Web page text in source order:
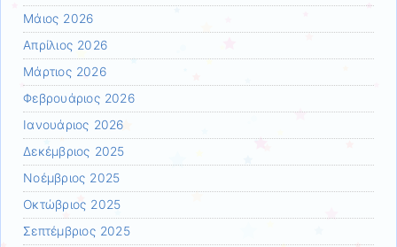
Μάιος 2026
Απρίλιος 2026
Μάρτιος 2026
Φεβρουάριος 2026
Ιανουάριος 2026
Δεκέμβριος 2025
Νοέμβριος 2025
Οκτώβριος 2025
Σεπτέμβριος 2025